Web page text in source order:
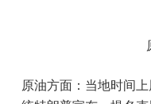
原油方面：当地时间